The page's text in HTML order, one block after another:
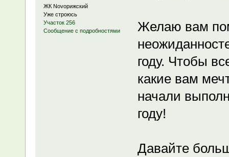
ЖК Novoрижский
Уже строюсь
Участок 256
Сообщение с подробностями
Желаю вам
году. Чтобы
какие вам
начали
году!
Давайте